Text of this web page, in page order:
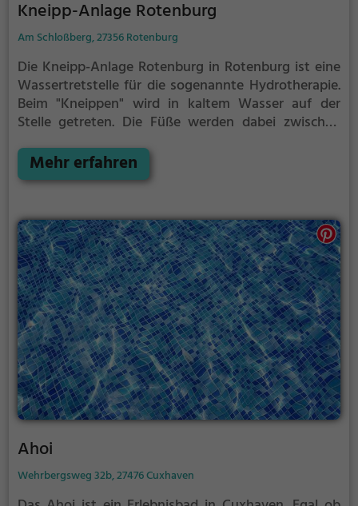
Kneipp-Anlage Rotenburg
Am Schloßberg, 27356 Rotenburg
Die Kneipp-Anlage Rotenburg in Rotenburg ist eine
Wassertretstelle für die sogenannte Hydrotherapie.
Beim "Kneippen" wird in kaltem Wasser auf der
Stelle getreten. Die Füße werden dabei zwischen
Wasser herausgehoben. Nach 30 Sekunden, oder
früher, wenn du ein starkes Kältegefühl in den
Becken verlassen und die Füße und Beine wieder
erwärmen. Dieser Vorgang wird regelmäßig
wiederholt.
Mehr erfahren
Ahoi
Wehrbergsweg 32b, 27476 Cuxhaven